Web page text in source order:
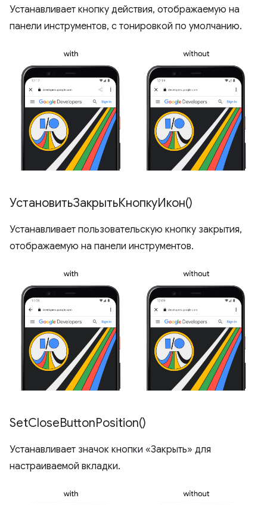
Устанавливает кнопку действия, отображаемую на
панели инструментов, с тонировкой по умолчанию.
УстановитьЗакрытьКнопкуИкон()
Устанавливает пользовательскую кнопку закрытия,
отображаемую на панели инструментов.
SetCloseButtonPosition()
Устанавливает значок кнопки «Закрыть» для
настраиваемой вкладки.